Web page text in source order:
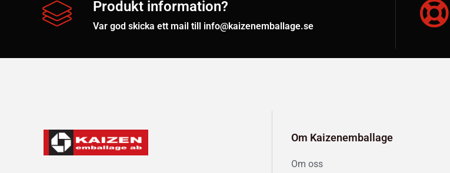
Produkt information?
Var god skicka ett mail till info@kaizenemballage.se
Om Kaizenemballage
Om oss